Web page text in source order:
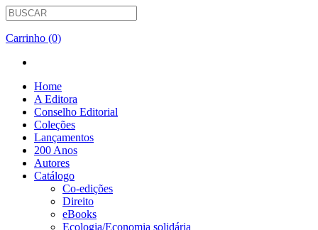
Carrinho (0)
Home
A Editora
Conselho Editorial
Coleções
Lançamentos
200 Anos
Autores
Catálogo
Co-edições
Direito
eBooks
Ecologia/Economia solidária